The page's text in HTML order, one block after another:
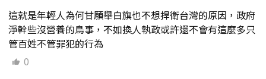
這就是年輕人為何甘願舉白旗也不想捍衛台灣的原因，政府
淨幹些沒營養的鳥事，不如換人執政或許還不會有這麼多只
管百姓不管罪犯的行為
0